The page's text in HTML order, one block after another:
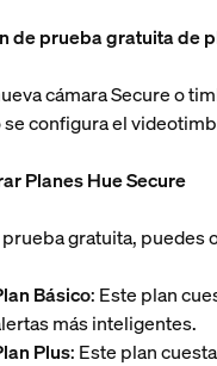
de prueba gratuita de
cámara Secure o
se configura el
Planes Hue Secure
prueba gratuita, puedes
Básico: Este plan
más inteligentes.
Plus: Este plan